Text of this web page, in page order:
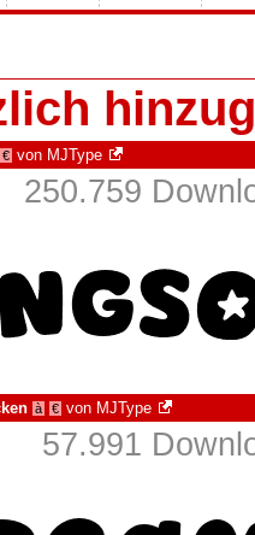
€ von MJType
250.759
à € von MJType
57.991